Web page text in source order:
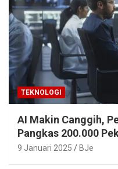
TEKNOLOGI
AI Makin Canggih,
Pangkas 200.000
9 Januari 2025 BJe